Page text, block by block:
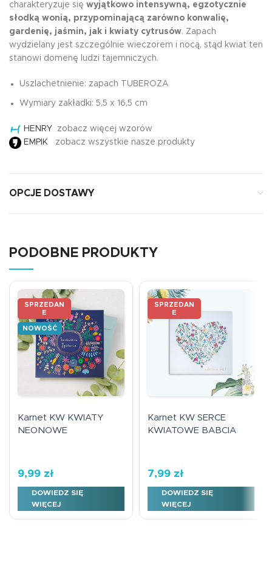
charakteryzuje się wyjątkowo intensywną, egzotycznie
słodką wonią, przypominającą zarówno konwalię,
gardenię, jaśmin, jak i kwiaty cytrusów. Zapach
wydzielany jest szczególnie wieczorem i nocą, stąd kwiat ten
stanowi domenę ludzi tajemniczych.
Uszlachetnienie: zapach TUBEROZA
Wymiary zakładki: 5,5 x 16,5 cm
HENRY zobacz więcej wzorów
EMPIK zobacz wszystkie nasze produkty
OPCJE DOSTAWY
PODOBNE PRODUKTY
SPRZEDAN
E
NOWOŚĆ
Karnet KW KWIATY
NEONOWE
9,99 zł
DOWIEDZ SIĘ
WIĘCEJ
SPRZEDAN
E
Karnet KW SERCE
KWIATOWE BABCIA
7,99 zł
DOWIEDZ SIĘ
WIĘCEJ